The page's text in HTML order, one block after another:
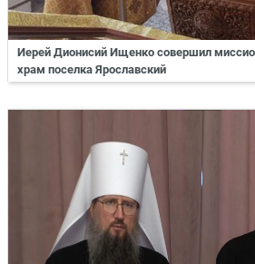
Иерей Дионисий Ищенко совершил
храм поселка Ярославский